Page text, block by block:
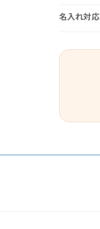
名入れ対応